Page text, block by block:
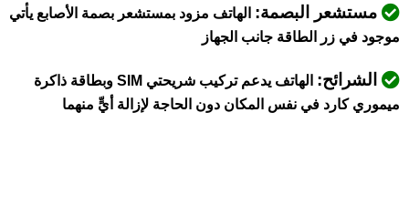
مستشعر البصمة: الهاتف مزود بمستشعر بصمة الأصابع يأتي
موجود في زر الطاقة جانب الجهاز
الشرائح:
الهاتف يدعم تركيب شريحتي SIM وبطاقة ذاكرة
ميموري كارد في نفس المكان دون الحاجة لإزالة أيٍّ منهما